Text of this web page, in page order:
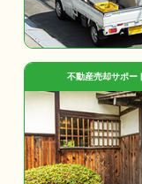
不動産売却サポー